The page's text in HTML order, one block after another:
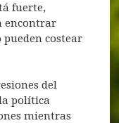
fuerte,
encontrar
costear
del
política
mientras